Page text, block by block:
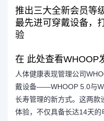
推出三大全新会员等
最先进可穿戴设备，
验
在 此处查看WHOOP
人体健康表现管理公司
戴设备——WHOOP 5.0与
长寿管理的新方式。这两款
体验，不仅具备长达14天